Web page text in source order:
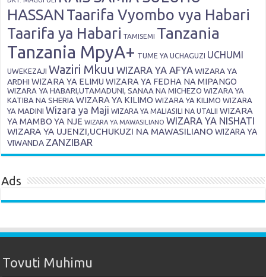
HASSAN Taarifa Vyombo vya Habari
Taarifa ya Habari TAMISEMI Tanzania
Tanzania MpyA+ TUME YA UCHAGUZI UCHUMI
UWEKEZAJI Waziri Mkuu WIZARA YA AFYA WIZARA YA
ARDHI WIZARA YA ELIMU WIZARA YA FEDHA NA MIPANGO
WIZARA YA HABARI,UTAMADUNI, SANAA NA MICHEZO WIZARA YA
KATIBA NA SHERIA WIZARA YA KILIMO WIZARA YA KILIMO WIZARA
YA MADINI Wizara ya Maji WIZARA YA MALIASILI NA UTALII WIZARA
YA MAMBO YA NJE WIZARA YA MAWASILIANO WIZARA YA NISHATI
WIZARA YA UJENZI,UCHUKUZI NA MAWASILIANO WIZARA YA
VIWANDA ZANZIBAR
Ads
Tovuti Muhimu